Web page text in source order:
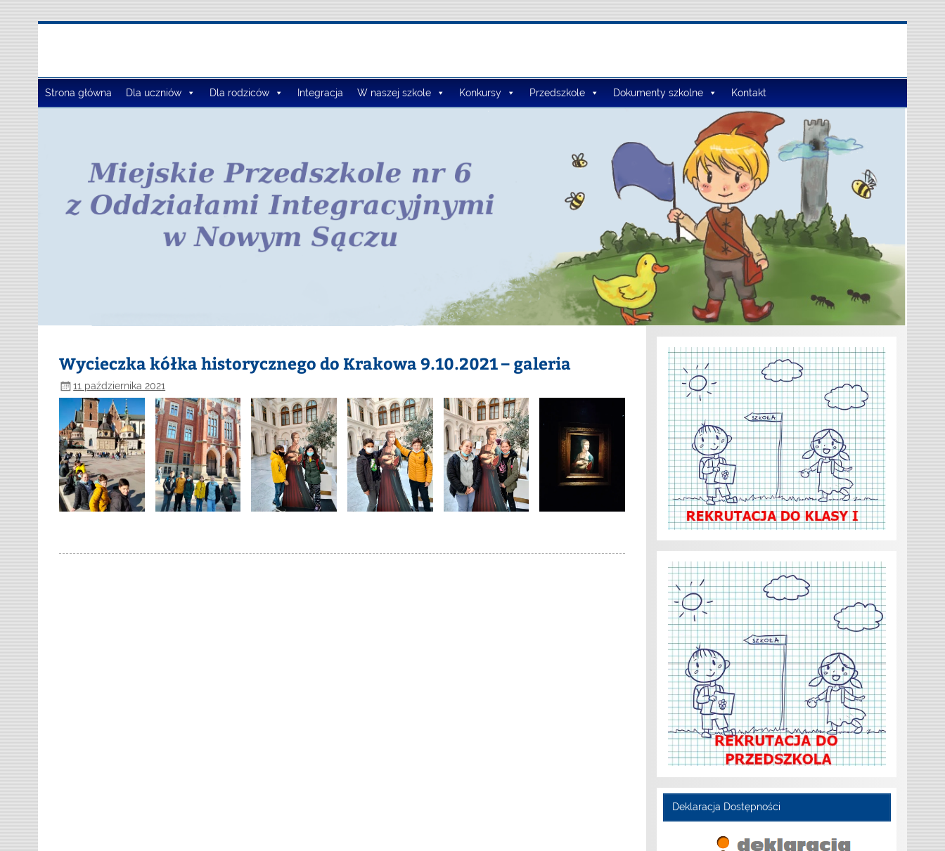
Strona główna Dla uczniów Dla rodziców Integracja W naszej szkole Konkursy Przedszkole Dokumenty szkolne Kontakt
Wycieczka kółka historycznego do Krakowa 9.10.2021 – galeria
11 października 2021
Deklaracja Dostępności